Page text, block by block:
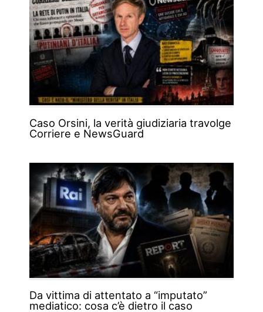
Caso Orsini, la verità giudiziaria travolge
Corriere e NewsGuard
Da vittima di attentato a “imputato”
mediatico: cosa c’è dietro il caso